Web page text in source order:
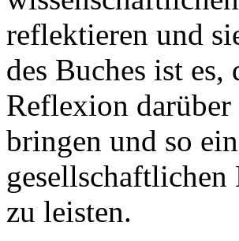
reflektieren und
des Buches ist
Reflexion
bringen und so
zu leisten.